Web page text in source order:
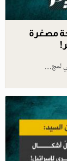
مصغرة
لمج…